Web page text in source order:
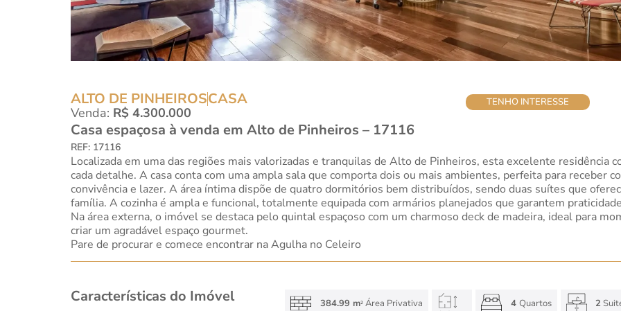
ALTO DE PINHEIROSCASA
Venda: R$ 4.300.000
TENHO INTERESSE
Casa espaçosa à venda em Alto de Pinheiros – 17116
REF: 17116
Localizada em uma das regiões mais valorizadas e tranquilas de Alto de Pinheiros, esta excelente residência
cada detalhe. A casa conta com uma ampla sala que comporta dois ou mais ambientes, perfeita para receber
convivência e lazer. A área íntima dispõe de quatro dormitórios bem distribuídos, sendo duas suítes que
família. A cozinha é ampla e funcional, totalmente equipada com armários planejados que garantem
Na área externa, o imóvel se destaca pelo quintal espaçoso com um charmoso deck de madeira, ideal para
criar um agradável espaço gourmet.
Pare de procurar e comece encontrar na Agulha no Celeiro
Características do Imóvel 384.99 m2Área Privativa 4 Quartos 2